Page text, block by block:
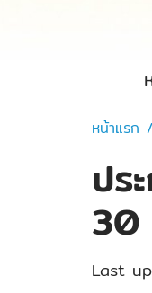
หน้าแรก
ปร
30
Last